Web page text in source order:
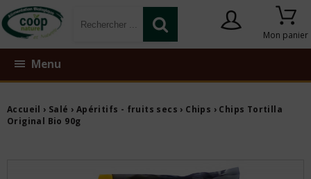
Mon panier
Menu
Accueil › Salé › Apéritifs - fruits secs › Chips › Chips Tortilla
Original Bio 90g